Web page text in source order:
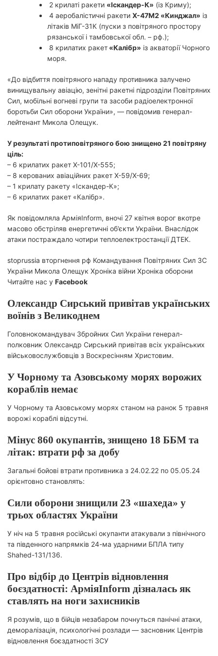
2 крилаті ракети «Іскандер-К» (із Криму);
4 аеробалістичні ракети Х-47М2 «Кинджал» із
літаків МіГ-31К (пуски з повітряного простору
рязанської і тамбовської обл. – рф.);
8 крилатих ракет «Калібр» із акваторії Чорного
моря.
«До відбиття повітряного нападу противника залучено
винищувальну авіацію, зенітні ракетні підрозділи Повітряних
Сил, мобільні вогневі групи та засоби радіоелектронної
боротьби Сил оборони України», — повідомив генерал-
лейтенант Микола Олещук.
У результаті протиповітряного бою знищено 21 повітряну
ціль:
– 6 крилатих ракет Х-101/Х-555;
– 8 керованих авіаційних ракет Х-59/Х-69;
– 1 крилату ракету «Іскандер-К»;
– 6 крилатих ракет «Калібр».
Як повідомляла АрміяInform, вночі 27 квітня ворог вкотре
масово обстріляв енергетичні об’єкти України. Внаслідок
атаки постраждало чотири теплоелектростанції ДТЕК.
stoprussia вторгнення рф Командування Повітряних Сил ЗС
України Микола Олещук Хроніка війни Хроніка оборони
Читайте нас у Facebook
Олександр Сирський привітав українських
воїнів з Великоднем
Головнокомандувач Збройних Сил України генерал-
полковник Олександр Сирський привітав всіх українських
військовослужбовців з Воскресінням Христовим.
У Чорному та Азовському морях ворожих
кораблів немає
У Чорному та Азовському морях станом на ранок 5 травня
ворожі кораблі відсутні.
Мінус 860 окупантів, знищено 18 ББМ та
літак: втрати рф за добу
Загальні бойові втрати противника з 24.02.22 по 05.05.24
орієнтовно становлять:
Сили оборони знищили 23 «шахеда» у
трьох областях України
У ніч на 5 травня російські окупанти атакували з північного
та південного напрямків 24-ма ударними БПЛА типу
Shahed-131/136.
Про відбір до Центрів відновлення
боєздатності: АрміяInform дізналась як
ставлять на ноги захисників
Я розумів, що в бійців незабаром почнуться панічні атаки,
деморалізація, психологічні розлади — засновник Центрів
відновлення боєздатності ЗСУ